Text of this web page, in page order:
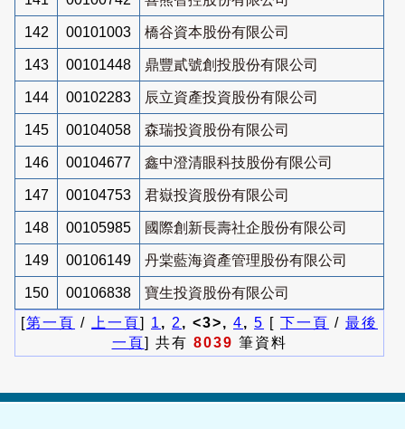
142 00101003 橋谷資本股份有限公司
143 00101448 鼎豐貳號創投股份有限公司
144 00102283 辰立資產投資股份有限公司
145 00104058 森瑞投資股份有限公司
146 00104677 鑫中澄清眼科技股份有限公司
147 00104753 君嶽投資股份有限公司
148 00105985 國際創新長壽社企股份有限公司
149 00106149 丹棠藍海資產管理股份有限公司
150 00106838
寶生投資股份有限公司
[第一頁 / 上一頁] 1 , 2 , <3>, 4, 5 [ 下一頁 / 最後
一頁] 共有 8039 筆資料